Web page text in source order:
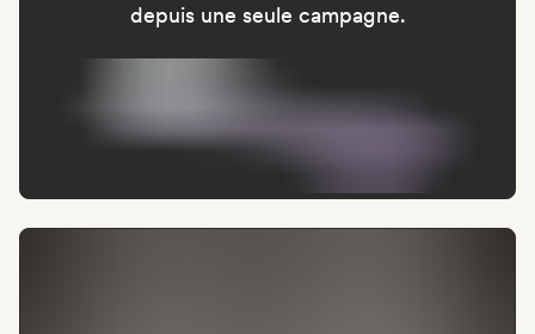
depuis une seule campagne.